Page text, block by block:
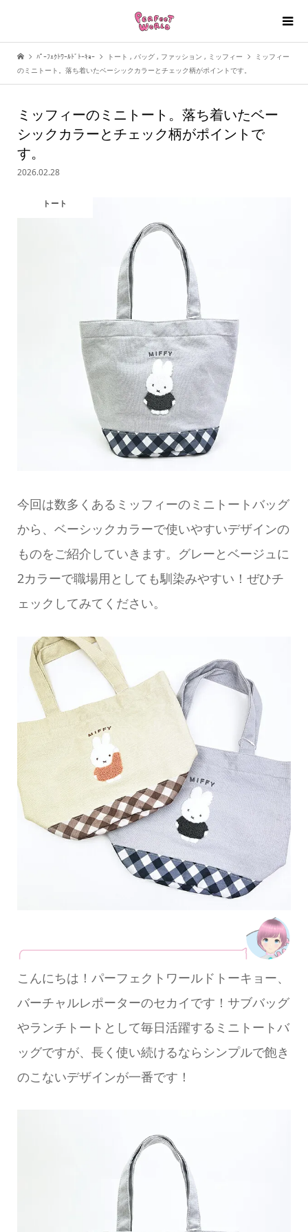
ﾊﾟｰﾌｪｸﾄﾜｰﾙﾄﾞﾄｰｷｮｰ トート , バッグ , ファッション , ミッフィー
ミッフィー
のミニトート。落ち着いたベーシックカラーとチェック柄がポイントです。
ミッフィーのミニトート。落ち着いたベー
シックカラーとチェック柄がポイントで
す。
2026.02.28
トート
今回は数多くあるミッフィーのミニトートバッグ
から、ベーシックカラーで使いやすいデザインの
ものをご紹介していきます。グレーとベージュに
2カラーで職場用としても馴染みやすい！ぜひチ
ェックしてみてください。
こんにちは！パーフェクトワールドトーキョー、
バーチャルレポーターのセカイです！サブバッグ
やランチトートとして毎日活躍するミニトートバ
ッグですが、長く使い続けるならシンプルで飽き
のこないデザインが一番です！